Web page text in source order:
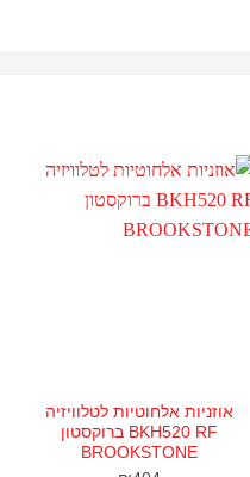
אוזניות אלחוטיות לטלוויזיה
BKH520 RF ברוקסטון
BROOKSTONE